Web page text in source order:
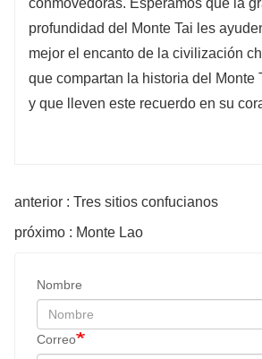
profundidad del Monte Tai les
mejor el encanto de la civilización
que compartan la historia del Monte
y que lleven este recuerdo en su
anterior : Tres sitios confucianos
próximo : Monte Lao
Nombre
Correo